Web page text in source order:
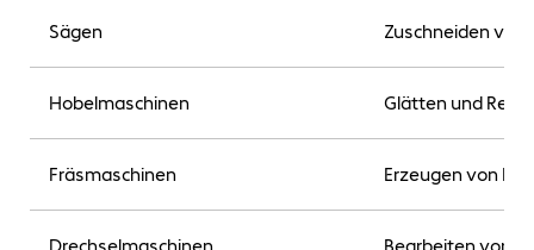
Sägen Zuschneiden von
Hobelmaschinen Glätten und
Fräsmaschinen Erzeugen von
Drechselmaschinen Bearbeiten von